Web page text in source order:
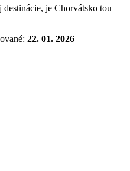
je Chorvátsko tou
22. 01. 2026